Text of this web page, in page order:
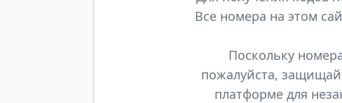
Все номера на этом
Поскольку
пожалуйста,
платформе для